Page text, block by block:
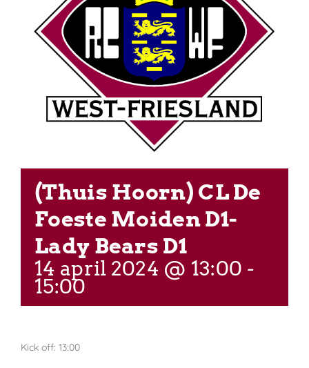
(Thuis Hoorn) CL De
Foeste Moiden D1-
Lady Bears D1
14 april 2024 @ 13:00 -
15:00
Kick off: 13:00